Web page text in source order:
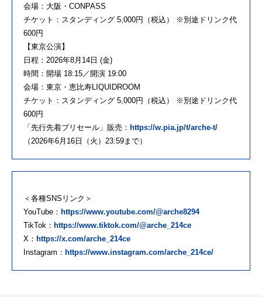
会場：大阪・CONPASS
チケット：スタンディング 5,000円（税込） ※別途ドリンク代
600円
【東京公演】
日程：2026年8月14日 (金)
時間：開場 18:15／開演 19:00
会場：東京・恵比寿LIQUIDROOM
チケット：スタンディング 5,000円（税込） ※別途ドリンク代
600円
「先行先着プリセール」販売： https://w.pia.jp/t/arche-t/
（2026年6月16日（火）23:59まで）
＜各種SNSリンク＞
YouTube： https://www.youtube.com/@arche8294
TikTok： https://www.tiktok.com/@arche_214ce
X： https://x.com/arche_214ce
Instagram： https://www.instagram.com/arche_214ce/